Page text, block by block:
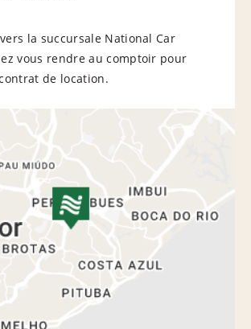
la succursale National Car
vous rendre au comptoir pour
de location.